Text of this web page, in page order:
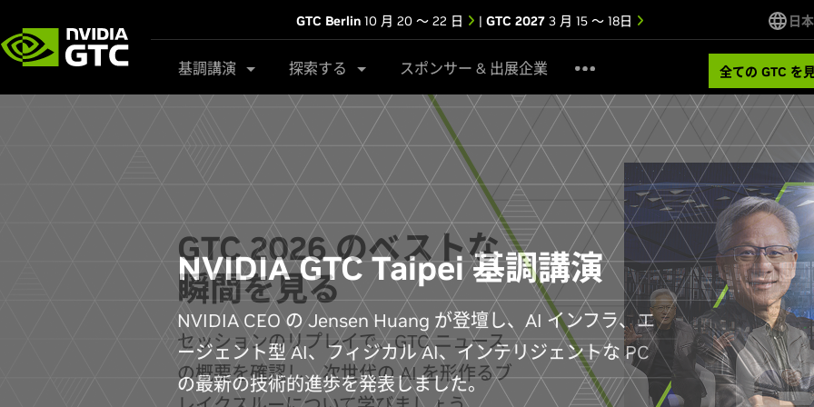
GTC Berlin 10 月 20 ～ 22 日 | GTC 2027 3 月 15 ～ 18日 日
基調講演 探索する スポンサー & 出展企業 全ての GTC を
GTC 2026 のベストな
瞬間を見る
セッションのリプレイで、GTC ニュース
の概要を確認し、次世代の AI を形作るブ